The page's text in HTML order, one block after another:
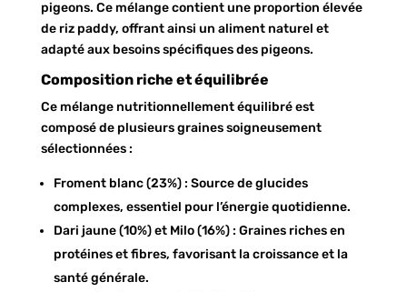
pigeons. Ce mélange contient une proportion élevée
de riz paddy, offrant ainsi un aliment naturel et
adapté aux besoins spécifiques des pigeons.
Composition riche et équilibrée
Ce mélange nutritionnellement équilibré est
composé de plusieurs graines soigneusement
sélectionnées :
Froment blanc (23%) : Source de glucides
complexes, essentiel pour l’énergie quotidienne.
Dari jaune (10%) et Milo (16%) : Graines riches en
protéines et fibres, favorisant la croissance et la
santé générale.